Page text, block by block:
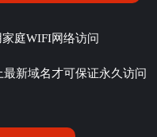
庭WIFI网络访问
新域名才可保证永久访问